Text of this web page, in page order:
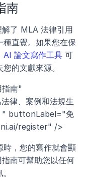
南
了 MLA 法律引用
直覺。如果您在保
AI 論文寫作工具 可
的文獻來源。
南"
律、案例和法規生
" buttonLabel="免
register" />
時，您的寫作就會顯
南可幫助您以任何